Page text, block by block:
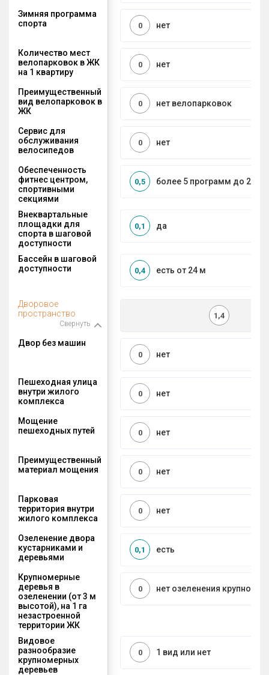
Зимняя программа
спорта
нет
0
Количество мест
велопарковок в ЖК
на 1 квартиру
нет
0
Преимущественный
вид велопарковок в
ЖК
нет велопарковок
0
Сервис для
обслуживания
велосипедов
нет
0
Обеспеченность
фитнес центром,
спортивными
секциями
более 5 программ до 2 км
0,5
Внеквартальные
площадки для
спорта в шаговой
доступности
да
0,1
Бассейн в шаговой
доступности
есть от 24 м
0,4
Дворовое
пространство
Свернуть
1,4
Двор без машин
нет
0
Пешеходная улица
внутри жилого
комплекса
нет
0
Мощение
пешеходных путей
нет
0
Преимущественный
материал мощения
нет
0
Парковая
территория внутри
жилого комплекса
нет
0
Озеленение двора
кустарниками и
деревьями
есть
0,1
Крупномерные
деревья в
озеленении (от 3 м
высотой), на 1 га
незастроенной
территории ЖК
нет озеленения
0
Видовое
разнообразие
крупномерных
деревьев
1 вид или нет
0